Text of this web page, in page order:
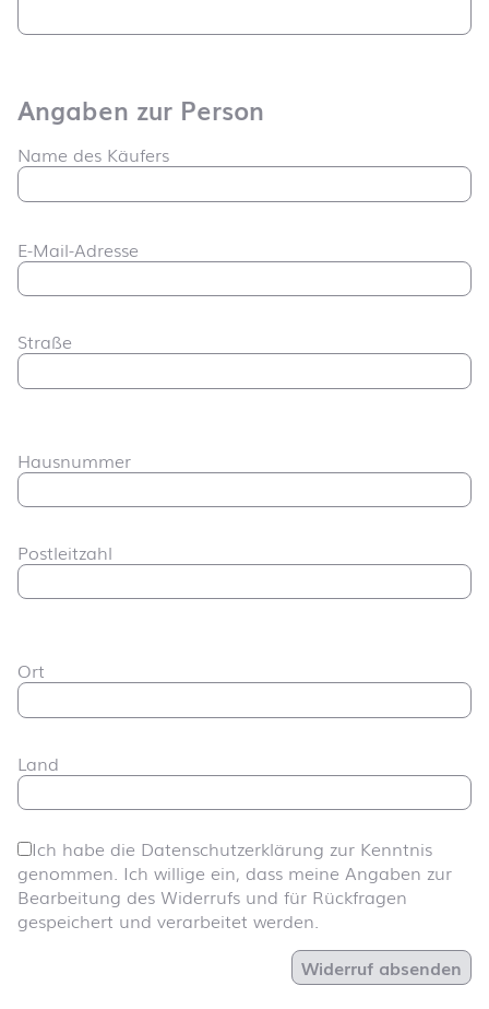
Angaben zur Person
Name des Käufers
E-Mail-Adresse
Straße
Hausnummer
Postleitzahl
Ort
Land
Ich habe die Datenschutzerklärung zur Kenntnis
genommen. Ich willige ein, dass meine Angaben zur
Bearbeitung des Widerrufs und für Rückfragen
gespeichert und verarbeitet werden.